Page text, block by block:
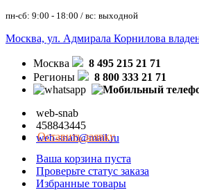
пн-сб: 9:00 - 18:00 / вс: выходной
Москва, ул. Адмирала Корнилова
Москва
8 495 215 21 71
Регионы
8 800 333 21 71
web-snab
458843445
web-snab@mail.ru
Оставить заявку
Ваша корзина пуста
Проверьте статус заказа
Избранные товары